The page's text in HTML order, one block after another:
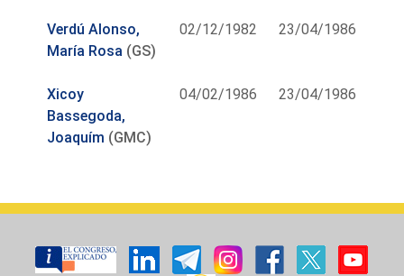
Verdú Alonso,
María Rosa (GS)
02/12/1982 23/04/1986
Xicoy
Bassegoda,
Joaquím (GMC)
04/02/1986 23/04/1986